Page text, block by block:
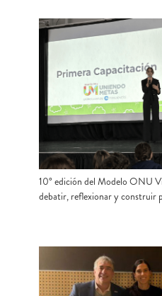
10° edición del Modelo ONU
debatir, reflexionar y construir